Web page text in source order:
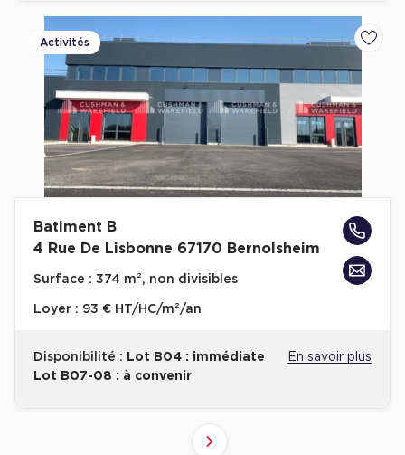
Activités
Batiment B
4 Rue De Lisbonne 67170 Bernolsheim
Surface : 374 m², non divisibles
Loyer : 93 € HT/HC/m²/an
Disponibilité : Lot B04 : immédiate
Lot B07-08 : à convenir
En savoir plus
Suivant